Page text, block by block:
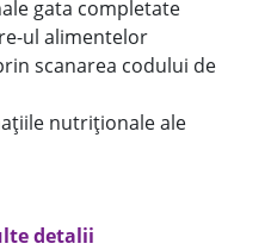
gata completate
ul alimentelor
scanarea codului de
nutriționale ale
detalii